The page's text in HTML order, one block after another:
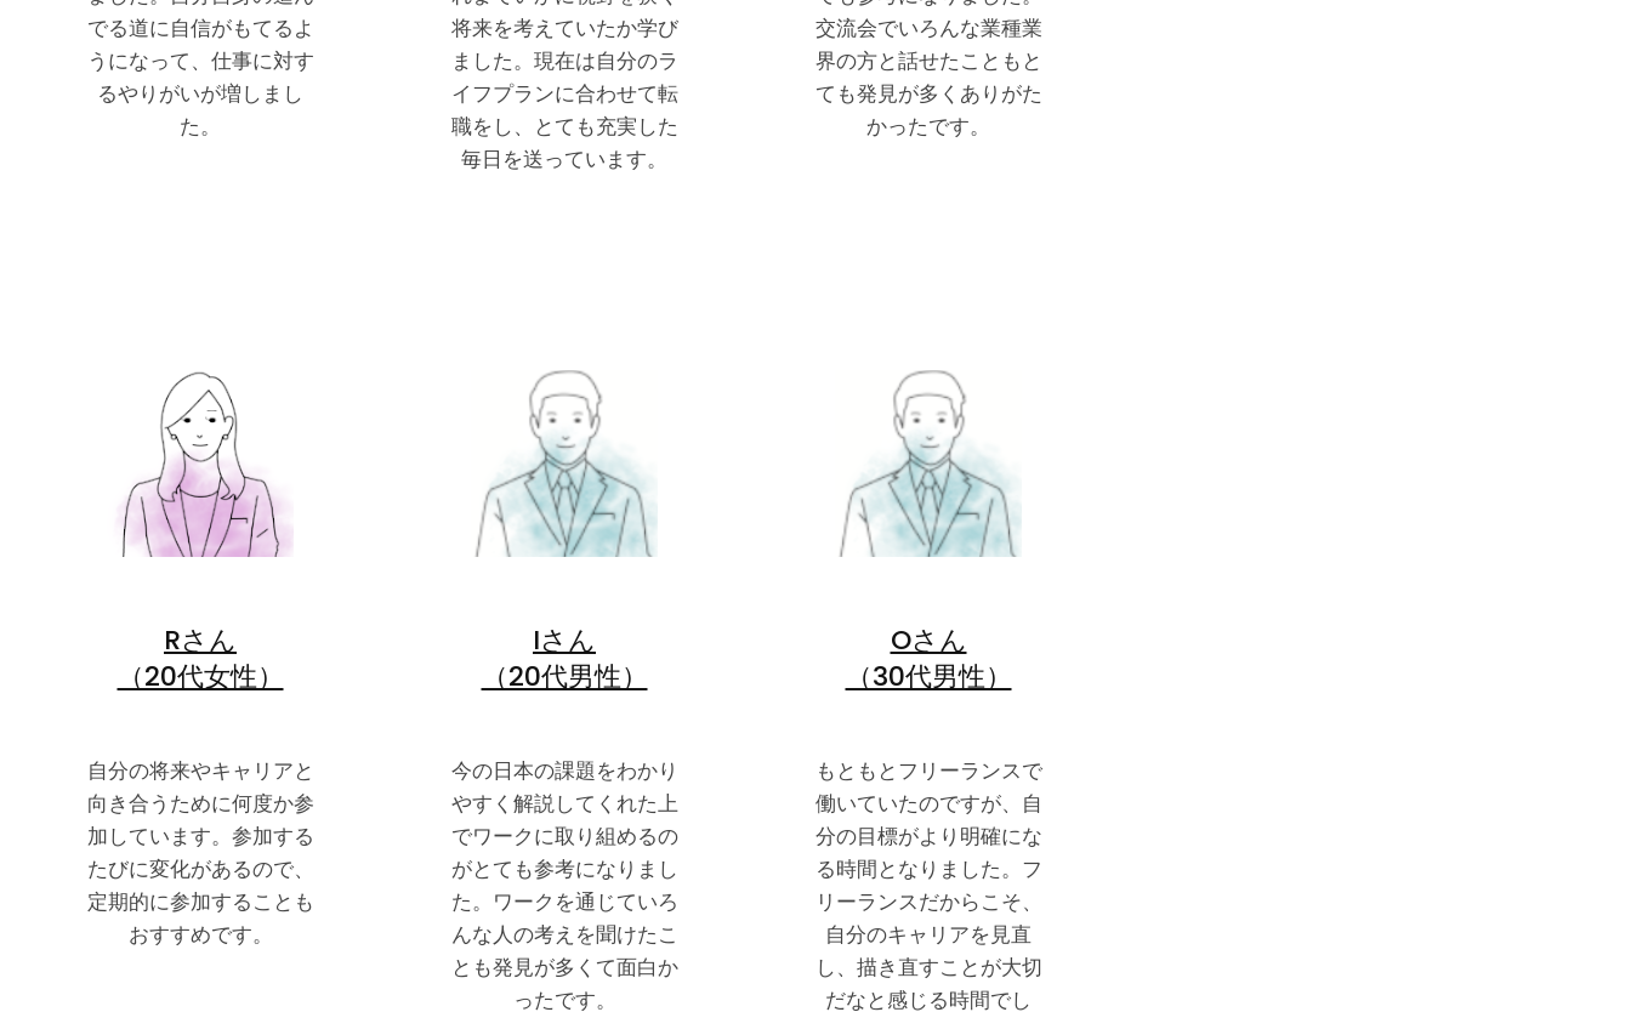
でる道に自信がもてるよ
うになって、仕事に対す
るやりがいが増しまし
た。
将来を考えていたか学び
ました。現在は自分のラ
イフプランに合わせて転
職をし、とても充実した
毎日を送っています。
交流会でいろんな業種業
界の方と話せたこともと
ても発見が多くありがた
かったです。
Rさん
（20代女性）
自分の将来やキャリアと
向き合うために何度か参
加しています。参加する
たびに変化があるので、
定期的に参加することも
おすすめです。
Iさん
（20代男性）
今の日本の課題をわかり
やすく解説してくれた上
でワークに取り組めるの
がとても参考になりまし
た。ワークを通じていろ
んな人の考えを聞けたこ
とも発見が多くて面白か
ったです。
Oさん
（30代男性）
もともとフリーランスで
働いていたのですが、自
分の目標がより明確にな
る時間となりました。フ
リーランスだからこそ、
自分のキャリアを見直
し、描き直すことが大切
だなと感じる時間でし